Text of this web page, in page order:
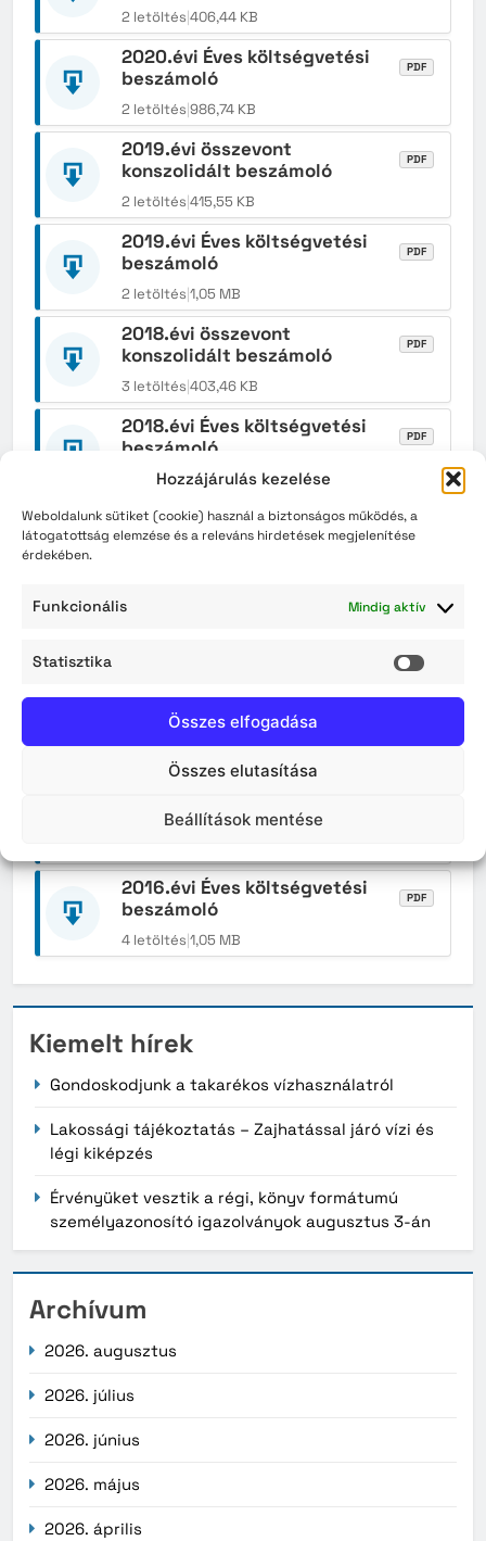
Hozzájárulás kezelése
Weboldalunk sütiket (cookie) használ a biztonságos működés, a
látogatottság elemzése és a releváns hirdetések megjelenítése
érdekében.
Funkcionális Mindig aktív
Statisztika
Összes elfogadása
Összes elutasítása
Beállítások mentése
2 letöltés 406,44 KB
2020.évi Éves költségvetési
beszámoló
PDF
2 letöltés 986,74 KB
2019.évi összevont
konszolidált beszámoló
PDF
2 letöltés 415,55 KB
2019.évi Éves költségvetési
beszámoló
PDF
2 letöltés 1,05 MB
2018.évi összevont
konszolidált beszámoló
PDF
3 letöltés 403,46 KB
2018.évi Éves költségvetési
beszámoló
PDF
2 letöltés|958,09 KB
2017.évi összevont
konszolidált beszámoló
2017.évi Éves költségvetési
2016.évi összevont
konszolidált beszámoló
beszámoló-kérelem
2016.évi Éves költségvetési
beszámoló
PDF
4 letöltés 1,05 MB
Kiemelt hírek
Gondoskodjunk a takarékos vízhasználatról
Lakossági tájékoztatás – Zajhatással járó vízi és
légi kiképzés
Érvényüket vesztik a régi, könyv formátumú
személyazonosító igazolványok augusztus 3-án
Archívum
2026. augusztus
2026. július
2026. június
2026. május
2026. április